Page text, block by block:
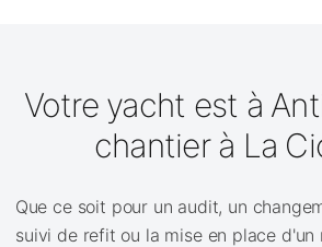
Votre yacht est à
chantier à La
Que ce soit pour un audit, un
suivi de refit ou la mise en place d'un